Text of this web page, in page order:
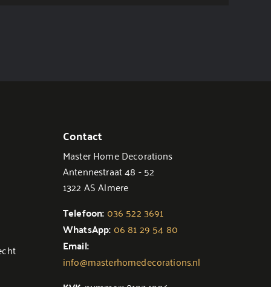
Contact
Master Home Decorations
Antennestraat 48 - 52
1322 AS Almere
Telefoon: 036 522 3691
WhatsApp: 06 81 29 54 80
Email:
info@masterhomedecorations.nl